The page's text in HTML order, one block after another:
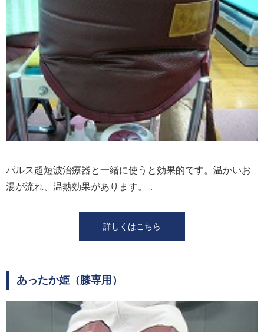
パルス超短波治療器と⼀緒に使うと効果的です。温かいお
湯が流れ、温熱効果があります。...
詳しくはこちら
あったか姫（膝専⽤）